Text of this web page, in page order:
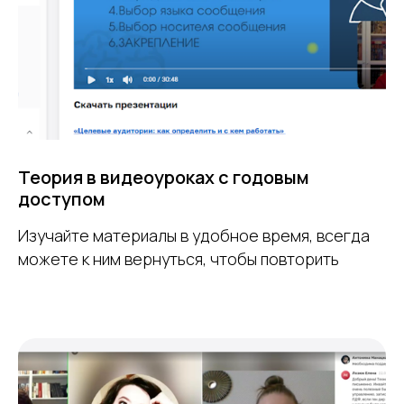
Теория в видеоуроках с годовым
доступом
Изучайте материалы в удобное время, всегда
можете к ним вернуться, чтобы повторить